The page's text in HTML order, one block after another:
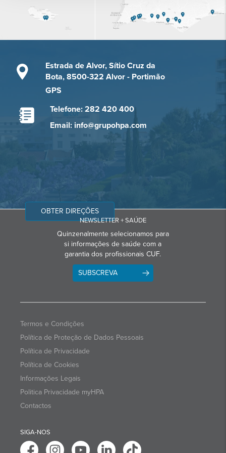
Estrada de Alvor, Sítio Cruz da
Bota, 8500-322 Alvor - Portimão
GPS
Telefone: 282 420 400
Email: info@grupohpa.com
OBTER DIREÇÕES
NEWSLETTER + SAÚDE
Quinzenalmente selecionamos para
si informações de saúde com a
garantia dos profissionais CUF.
SUBSCREVA
Termos e Condições
Política de Proteção de Dados Pessoais
Política de Privacidade
Política de Cookies
Informações Legais
Politica Privacidade myHPA
Contactos
SIGA-NOS